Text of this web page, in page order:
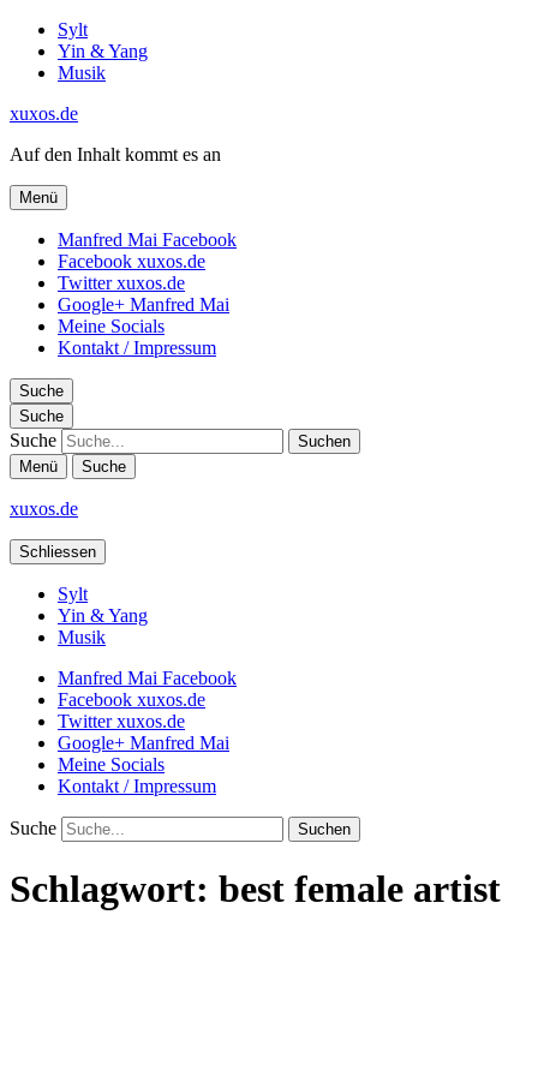
Sylt
Yin & Yang
Musik
xuxos.de
Auf den Inhalt kommt es an
Menü
Manfred Mai Facebook
Facebook xuxos.de
Twitter xuxos.de
Google+ Manfred Mai
Meine Socials
Kontakt / Impressum
Suche
Suche
Suche
Menü Suche
xuxos.de
Schliessen
Sylt
Yin & Yang
Musik
Manfred Mai Facebook
Facebook xuxos.de
Twitter xuxos.de
Google+ Manfred Mai
Meine Socials
Kontakt / Impressum
Suche
Schlagwort: best female artist